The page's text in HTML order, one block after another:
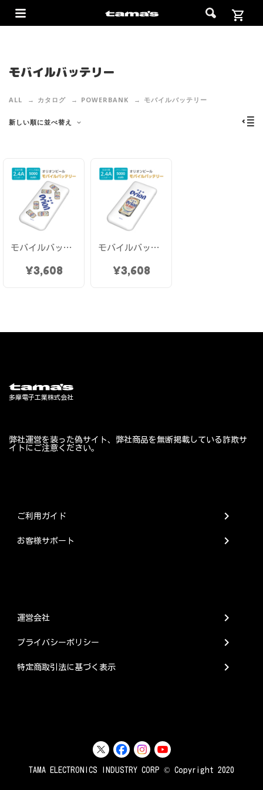
モバイルバッテリー
ALL カタログ POWERBANK モバイルバッテリー
新しい順に並べ替え
モバイルバッテリー5000 オリオンビール2 リチウムイオン電池 2.4A 出力 電池容量 5000mAh AL144UCW-OR2
¥3,608
モバイルバッテリー5000 オリオンビール1 リチウムイオン電池 2.4A 出力 電池容量 5000mAh AL144UCW-OR1
¥3,608
弊社運営を装った偽サイト、弊社商品を無断掲載している詐欺サ
イトにご注意ください。
ご利用ガイド chevron_right
お客様サポート chevron_right
運営会社 chevron_right
プライバシーポリシー chevron_right
特定商取引法に基づく表示 chevron_right
TAMA ELECTRONICS INDUSTRY CORP © Copyright 2020